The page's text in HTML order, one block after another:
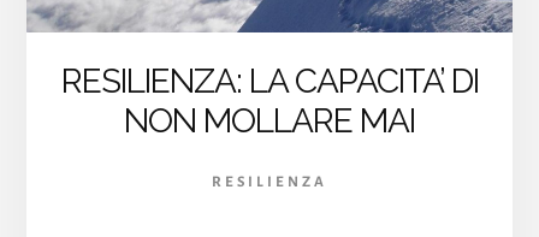
RESILIENZA: LA CAPACITA’ DI
NON MOLLARE MAI
RESILIENZA